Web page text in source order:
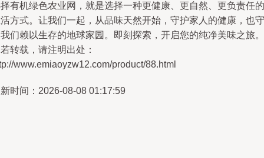
有机绿色农业网，就是选择一种更健康、更自然、更负责任的
方式。让我们一起，从品味天然开始，守护家人的健康，也守
们赖以生存的地球家园。即刻探索，开启您的纯净美味之旅。
转载，请注明出处：
www.emiaoyzw12.com/product/88.html
时间：2026-08-08 01:17:59